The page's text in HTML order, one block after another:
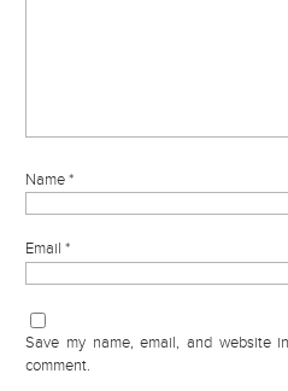
Name*
Email*
Save my name, email, and website
comment.